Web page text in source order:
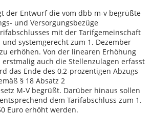
der Entwurf die vom dbb m-v begrüßte
und Versorgungsbezüge
mit der Tarifgemeinschaft
und systemgerecht zum 1. Dezember
erhöhen. Von der linearen Erhöhung
auch die Stellenzulagen erfasst
das Ende des 0,2-prozentigen Abzugs
§ 18 Absatz 2
M-V begrüßt. Darüber hinaus sollen
dem Tarifabschluss zum 1.
Euro erhöht werden.